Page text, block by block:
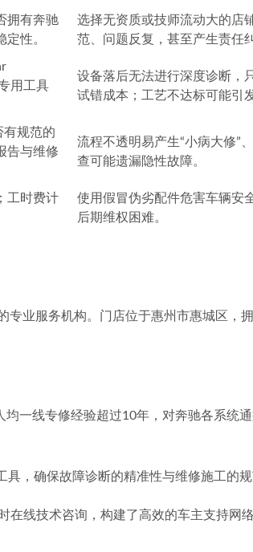
拥有奔驰
性。
选择无资质或技师流动大的店
范、问题反复，甚至产生责任
用工具
设备落后无法进行深度诊断，
试错成本；工艺不达标可能引
有规范的
告与维修
流程不透明易产生“小病大修”
查可能遗漏隐性故障。
工时费计
使用假冒伪劣配件危害车辆安
后期维权困难。
专业服务机构。门店位于惠州市惠城区，
一线专修经验超过10年，对奔驰各系统
，确保故障诊断的精准性与维修施工的规
在线技术咨询，构建了高效的车主支持网